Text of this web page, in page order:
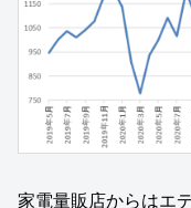
家電量販店からはエ